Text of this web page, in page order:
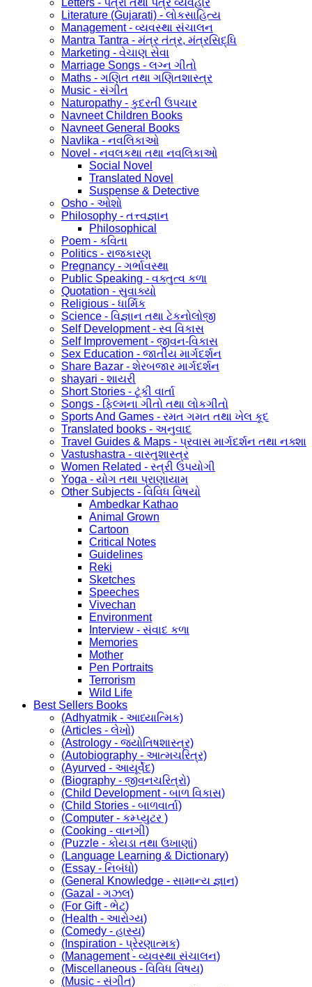
Letters - પત્રો તથા પત્ર વ્યવહાર
Literature (Gujarati) - લોકસાહિત્ય
Management - વ્યવસ્થા સંચાલન
Mantra Tantra - મંત્ર તંત્ર, મંત્રસિદ્ધિ
Marketing - વેચાણ સેવા
Marriage Songs - લગ્ન ગીતો
Maths - ગણિત તથા ગણિતશાસ્ત્ર
Music - સંગીત
Naturopathy - કુદરતી ઉપચાર
Navneet Children Books
Navneet General Books
Navlika - નવલિકાઓ
Novel - નવલકથા તથા નવલિકાઓ
Social Novel
Translated Novel
Suspense & Detective
Osho - ઓશો
Philosophy - તત્ત્વજ્ઞાન
Philosophical
Poem - કવિતા
Politics - રાજકારણ
Pregnancy - ગર્ભાવસ્થા
Public Speaking - વક્તુત્વ કળા
Quotation - સુવાક્યો
Religious - ધાર્મિક
Science - વિજ્ઞાન તથા ટેકનોલોજી
Self Development - સ્વ વિકાસ
Self Improvement - જીવન-વિકાસ
Sex Education - જાતીય માર્ગદર્શન
Share Bazar - શેરબજાર માર્ગદર્શન
shayari - શાયરી
Short Stories - ટૂંકી વાર્તા
Songs - ફિલ્મના ગીતો તથા લોકગીતો
Sports And Games - રમત ગમત તથા ખેલ કૂદ
Translated books - અનુવાદ
Travel Guides & Maps - પ્રવાસ માર્ગદર્શન તથા નક્શા
Vastushastra - વાસ્તુશાસ્ત્ર
Women Related - સ્ત્રી ઉપયોગી
Yoga - યોગ તથા પ્રાણાયામ
Other Subjects - વિવિધ વિષયો
Ambedkar Kathao
Animal Grown
Cartoon
Critical Notes
Guidelines
Reki
Sketches
Speeches
Vivechan
Environment
Interview - સંવાદ કળા
Memories
Mother
Pen Portraits
Terrorism
Wild Life
Best Sellers Books
(Adhyatmik - આધ્યાત્મિક)
(Articles - લેખો)
(Astrology - જ્યોતિષશાસ્ત્ર)
(Autobiography - આત્મચરિત્ર)
(Ayurved - આયૂર્વેદ)
(Biography - જીવનચરિત્રો)
(Child Development - બાળ વિકાસ)
(Child Stories - બાળવાર્તા)
(Computer - કમ્પ્યુટર )
(Cooking - વાનગી)
(Puzzle - કોયડા તથા ઉખાણાં)
(Language Learning & Dictionary)
(Essay - નિબંધો)
(General Knowledge - સામાન્ય જ્ઞાન)
(Gazal - ગઝલ)
(For Gift - ભેટ)
(Health - આરોગ્ય)
(Comedy - હાસ્ય)
(Inspiration - પ્રેરણાત્મક)
(Management - વ્યવસ્થા સંચાલન)
(Miscellaneous - વિવિધ વિષય)
(Music - સંગીત)